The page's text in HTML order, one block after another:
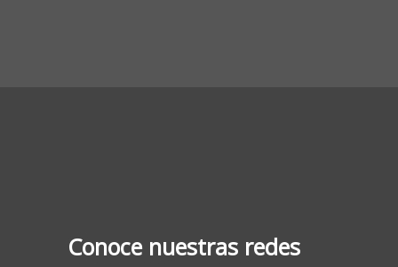
Conoce nuestras redes